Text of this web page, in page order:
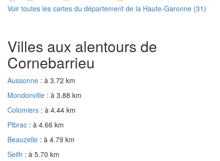
Voir toutes les cartes du département de la Haute-Garonne (31)
Villes aux alentours de
Cornebarrieu
Aussonne : à 3.72 km
Mondonville : à 3.88 km
Colomiers : à 4.44 km
Pibrac : à 4.66 km
Beauzelle : à 4.79 km
Seilh : à 5.70 km